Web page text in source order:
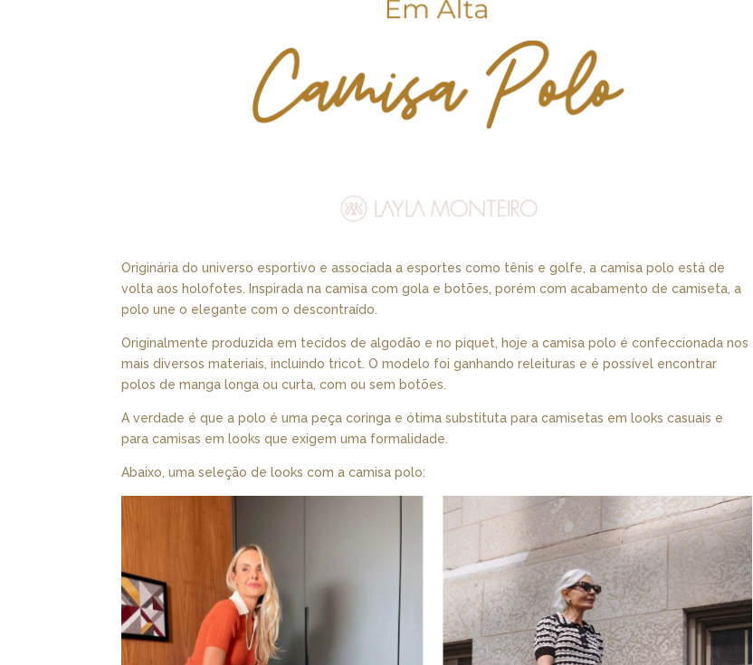
Originária do universo esportivo e associada a esportes como tênis e golfe, a camisa polo está de
volta aos holofotes. Inspirada na camisa com gola e botões, porém com acabamento de camiseta, a
polo une o elegante com o descontraído.
Originalmente produzida em tecidos de algodão e no piquet, hoje a camisa polo é confeccionada nos
mais diversos materiais, incluindo tricot. O modelo foi ganhando releituras e é possível encontrar
polos de manga longa ou curta, com ou sem botões.
A verdade é que a polo é uma peça coringa e ótima substituta para camisetas em looks casuais e
para camisas em looks que exigem uma formalidade.
Abaixo, uma seleção de looks com a camisa polo: